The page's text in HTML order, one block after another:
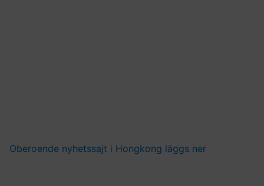
Oberoende nyhetssajt i Hongkong läggs ner